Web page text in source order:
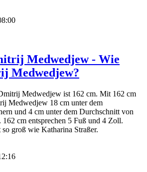
Medwedjew - Wie
Medwedjew?
Medwedjew ist 162 cm. Mit 162 cm
Medwedjew 18 cm unter dem
und 4 cm unter dem Durchschnitt von
cm entsprechen 5 Fuß und 4 Zoll.
groß wie Katharina Straßer.